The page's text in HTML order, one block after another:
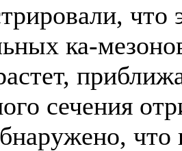
что
ка-
сечения
что